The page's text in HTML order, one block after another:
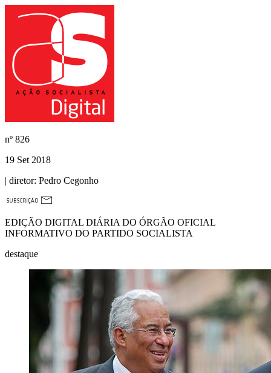
nº 826
19 Set 2018
| diretor: Pedro Cegonho
EDIÇÃO DIGITAL DIÁRIA DO ÓRGÃO OFICIAL
INFORMATIVO DO PARTIDO SOCIALISTA
destaque